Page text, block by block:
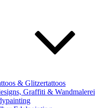
& Glitzertattoos
Graffiti & Wandmalerei